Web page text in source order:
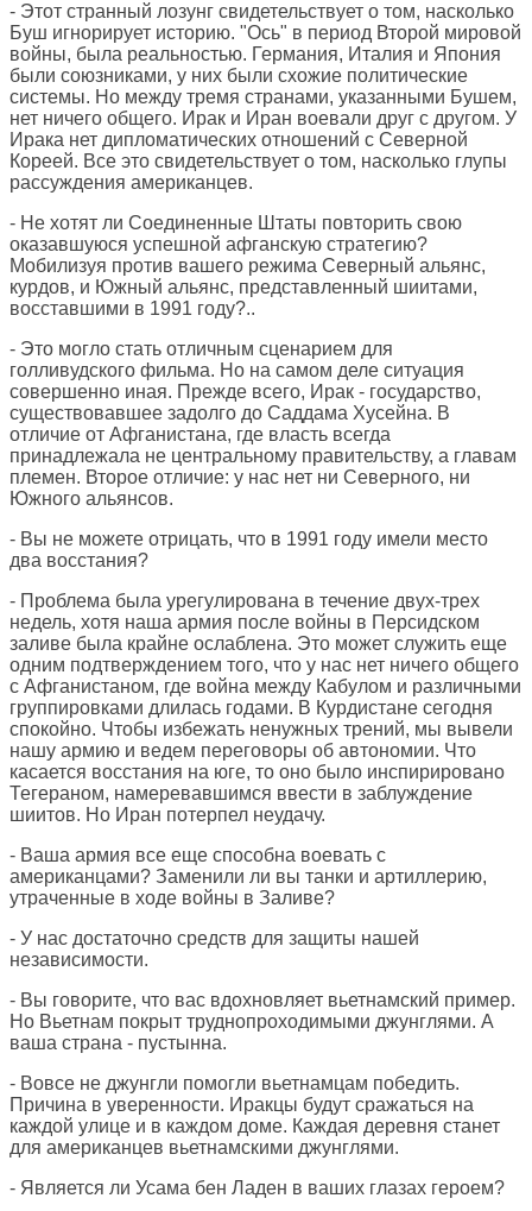
- Этот странный лозунг свидетельствует о том, насколько
Буш игнорирует историю. "Ось" в период Второй мировой
войны, была реальностью. Германия, Италия и Япония
были союзниками, у них были схожие политические
системы. Но между тремя странами, указанными Бушем,
нет ничего общего. Ирак и Иран воевали друг с другом. У
Ирака нет дипломатических отношений с Северной
Кореей. Все это свидетельствует о том, насколько глупы
рассуждения американцев.
- Не хотят ли Соединенные Штаты повторить свою
оказавшуюся успешной афганскую стратегию?
Мобилизуя против вашего режима Северный альянс,
курдов, и Южный альянс, представленный шиитами,
восставшими в 1991 году?..
- Это могло стать отличным сценарием для
голливудского фильма. Но на самом деле ситуация
совершенно иная. Прежде всего, Ирак - государство,
существовавшее задолго до Саддама Хусейна. В
отличие от Афганистана, где власть всегда
принадлежала не центральному правительству, а главам
племен. Второе отличие: у нас нет ни Северного, ни
Южного альянсов.
- Вы не можете отрицать, что в 1991 году имели место
два восстания?
- Проблема была урегулирована в течение двух-трех
недель, хотя наша армия после войны в Персидском
заливе была крайне ослаблена. Это может служить еще
одним подтверждением того, что у нас нет ничего общего
с Афганистаном, где война между Кабулом и различными
группировками длилась годами. В Курдистане сегодня
спокойно. Чтобы избежать ненужных трений, мы вывели
нашу армию и ведем переговоры об автономии. Что
касается восстания на юге, то оно было инспирировано
Тегераном, намеревавшимся ввести в заблуждение
шиитов. Но Иран потерпел неудачу.
- Ваша армия все еще способна воевать с
американцами? Заменили ли вы танки и артиллерию,
утраченные в ходе войны в Заливе?
- У нас достаточно средств для защиты нашей
независимости.
- Вы говорите, что вас вдохновляет вьетнамский пример.
Но Вьетнам покрыт труднопроходимыми джунглями. А
ваша страна - пустынна.
- Вовсе не джунгли помогли вьетнамцам победить.
Причина в уверенности. Иракцы будут сражаться на
каждой улице и в каждом доме. Каждая деревня станет
для американцев вьетнамскими джунглями.
- Является ли Усама бен Ладен в ваших глазах героем?